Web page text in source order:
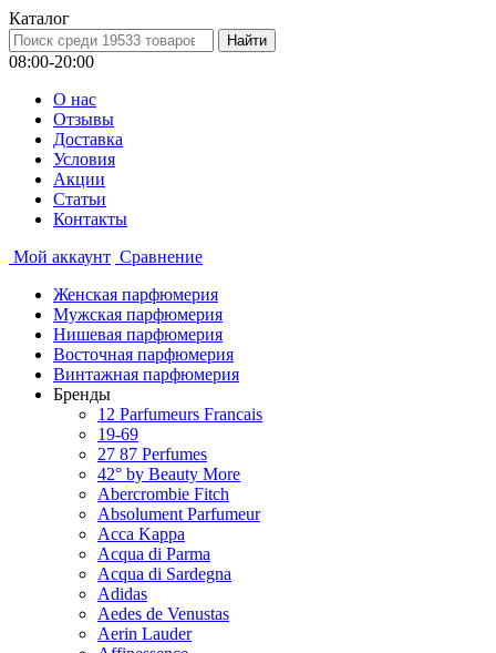
Каталог
08:00-20:00
О нас
Отзывы
Доставка
Условия
Aкции
Статьи
Контакты
Мой аккаунт Сравнение
Женская парфюмерия
Мужская парфюмерия
Нишевая парфюмерия
Восточная парфюмерия
Винтажная парфюмерия
Бренды
12 Parfumeurs Francais
19-69
27 87 Perfumes
42° by Beauty More
Abercrombie Fitch
Absolument Parfumeur
Acca Kappa
Acqua di Parma
Acqua di Sardegna
Adidas
Aedes de Venustas
Aerin Lauder